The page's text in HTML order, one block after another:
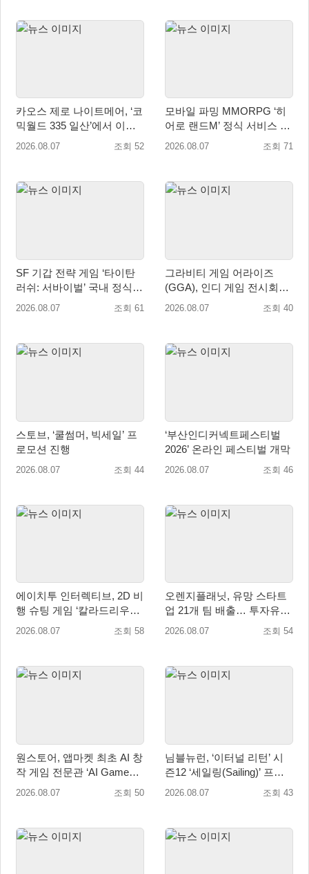
카오스 제로 나이트메어, ‘코
믹월드 335 일산’에서 이용
자 소통 예고
2026.08.07 조회 52
모바일 파밍 MMORPG ‘히
어로 랜드M’ 정식 서비스 돌
입
2026.08.07 조회 71
SF 기갑 전략 게임 ‘타이탄
러쉬: 서바이벌’ 국내 정식
출시
2026.08.07 조회 61
그라비티 게임 어라이즈
(GGA), 인디 게임 전시회
‘도쿄 게임 던전 13’ 참가!
2026.08.07 조회 40
스토브, ‘쿨썸머, 빅세일’ 프
로모션 진행
2026.08.07 조회 44
‘부산인디커넥트페스티벌
2026’ 온라인 페스티벌 개막
2026.08.07 조회 46
에이치투 인터렉티브, 2D 비
행 슈팅 게임 ‘칼라드리우스
2/다크 엘레멘트’ 올 겨울 전
2026.08.07 조회 58
오렌지플래닛, 유망 스타트
업 21개 팀 배출… 투자유치∙
매출성장 성과 눈길
2026.08.07 조회 54
원스토어, 앱마켓 최초 AI 창
작 게임 전문관 ‘AI Games’
오픈
2026.08.07 조회 50
님블뉴런, ‘이터널 리턴’ 시
즌12 ‘세일링(Sailing)’ 프리
시즌 시작
2026.08.07 조회 43